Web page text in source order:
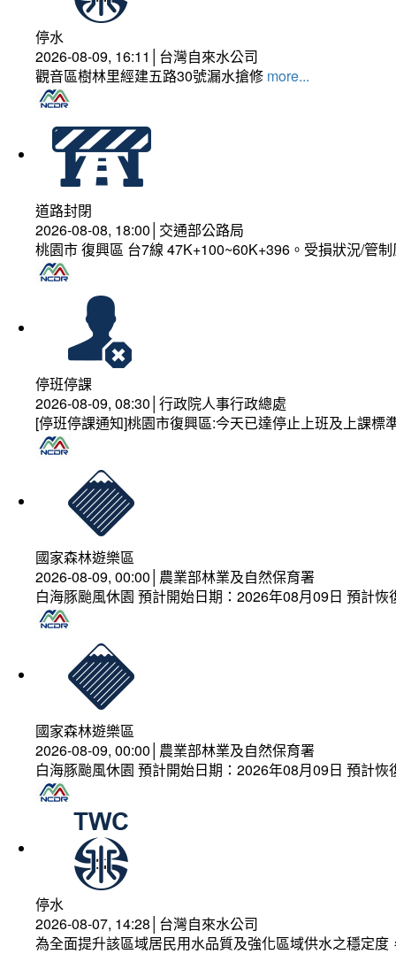
停水
2026-08-09, 16:11│台灣自來水公司
觀音區樹林里經建五路30號漏水搶修 more...
道路封閉
2026-08-08, 18:00│交通部公路局
桃園市 復興區 台7線 47K+100~60K+396。受損狀況/管
停班停課
2026-08-09, 08:30│行政院人事行政總處
[停班停課通知]桃園市復興區:今天已達停止上班及上課
國家森林遊樂區
2026-08-09, 00:00│農業部林業及自然保育署
白海豚颱風休園 預計開始日期：2026年08月09日 預計
國家森林遊樂區
2026-08-09, 00:00│農業部林業及自然保育署
白海豚颱風休園 預計開始日期：2026年08月09日 預計
停水
2026-08-07, 14:28│台灣自來水公司
為全面提升該區域居民用水品質及強化區域供水之穩定